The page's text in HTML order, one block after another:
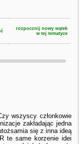
rozpocznij nowy wątek
w tej tematyce
wszyscy członkowie
zakładając jedna
się z inna ideą
te same korzenie idei